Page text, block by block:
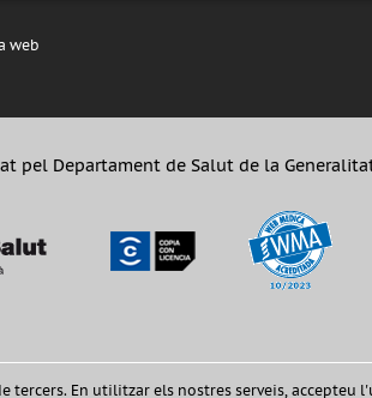
web
pel Departament de Salut de la
En utilitzar els nostres serveis, accepteu